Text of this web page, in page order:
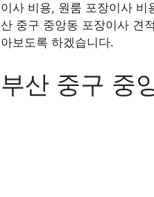
이사 비용, 원룸 포장이사 비
산 중구 중앙동 포장이사 견
아보도록 하겠습니다.
부산 중구 중